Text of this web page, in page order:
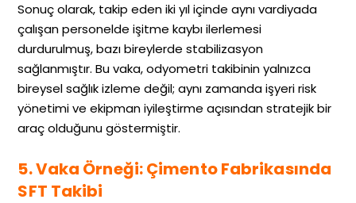
Sonuç olarak, takip eden iki yıl içinde aynı vardiyada
çalışan personelde işitme kaybı ilerlemesi
durdurulmuş, bazı bireylerde stabilizasyon
sağlanmıştır. Bu vaka, odyometri takibinin yalnızca
bireysel sağlık izleme değil; aynı zamanda işyeri risk
yönetimi ve ekipman iyileştirme açısından stratejik bir
araç olduğunu göstermiştir.
5. Vaka Örneği: Çimento Fabrikasında
SFT Takibi